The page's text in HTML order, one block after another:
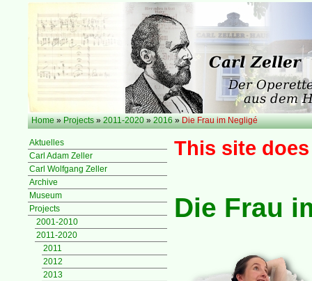
Home »Projects »2011-2020 »2016 »Die Frau im Negligé
Aktuelles
Carl Adam Zeller
Carl Wolfgang Zeller
Archive
Museum
Projects
2001-2010
2011-2020
2011
2012
2013
This site
Die Frau